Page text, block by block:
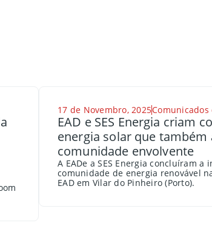
17 de Novembro, 2025
EAD e SES Energia criam
energia solar que também
comunidade envolvente
A EADe a SES Energia concluíram a
comunidade de energia renovável
EAD em Vilar do Pinheiro (Porto).